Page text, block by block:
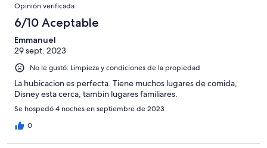
Opinión verificada
6/10 Aceptable
Emmanuel
29 sept. 2023
No le gustó: Limpieza y condiciones de la propiedad
La hubicacion es perfecta. Tiene muchos lugares de comida,
Disney esta cerca, tambin lugares familiares.
Se hospedó 4 noches en septiembre de 2023
0